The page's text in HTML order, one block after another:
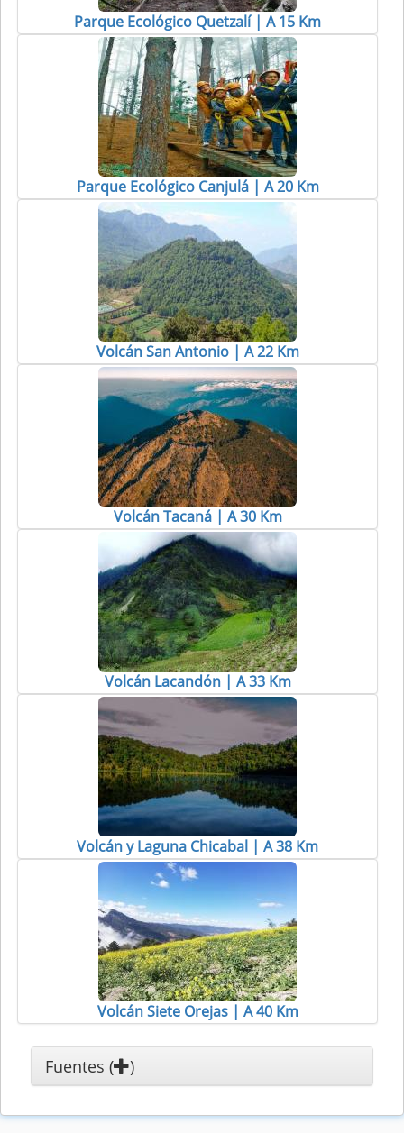
Parque Ecológico Quetzalí | A 15 Km
Parque Ecológico Canjulá | A 20 Km
Volcán San Antonio | A 22 Km
Volcán Tacaná | A 30 Km
Volcán Lacandón | A 33 Km
Volcán y Laguna Chicabal | A 38 Km
Volcán Siete Orejas | A 40 Km
Fuentes ( )